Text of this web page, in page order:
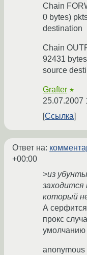
Chain
0 bytes)
destination
Chain
92431
source
Grafter ★
25.07.2007
Ссылка
Ответ на:
+00:00
>из
который
А
прокс
anonymous